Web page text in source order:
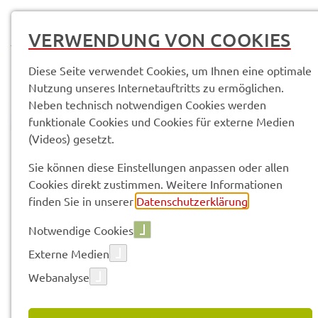
Vorle­sen
12.05.2026
VERWENDUNG VON COOKIES
Diese Seite verwendet Cookies, um Ihnen eine optimale
Nutzung unseres Internetauftritts zu ermöglichen.
Neben technisch notwendigen Cookies werden
funktionale Cookies und Cookies für externe Medien
(Videos) gesetzt.
Sie können diese Einstellungen anpassen oder allen
Cookies direkt zustimmen. Weitere Informationen
finden Sie in unserer Datenschutzerklärung
Notwendige Cookies
Externe Medien
Webanalyse